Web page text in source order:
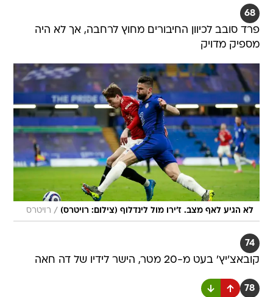
68
פרד סובב לכיוון החיבורים מחוץ לרחבה, אך לא היה
מספיק מדויק
לא הגיע לאף מצב. ז'ירו מול לינדלוף (צילום: רויטרס) / רויטרס
74
קובאצ'יץ' בעט מ-20 מטר, הישר לידיו של דה חאה
78